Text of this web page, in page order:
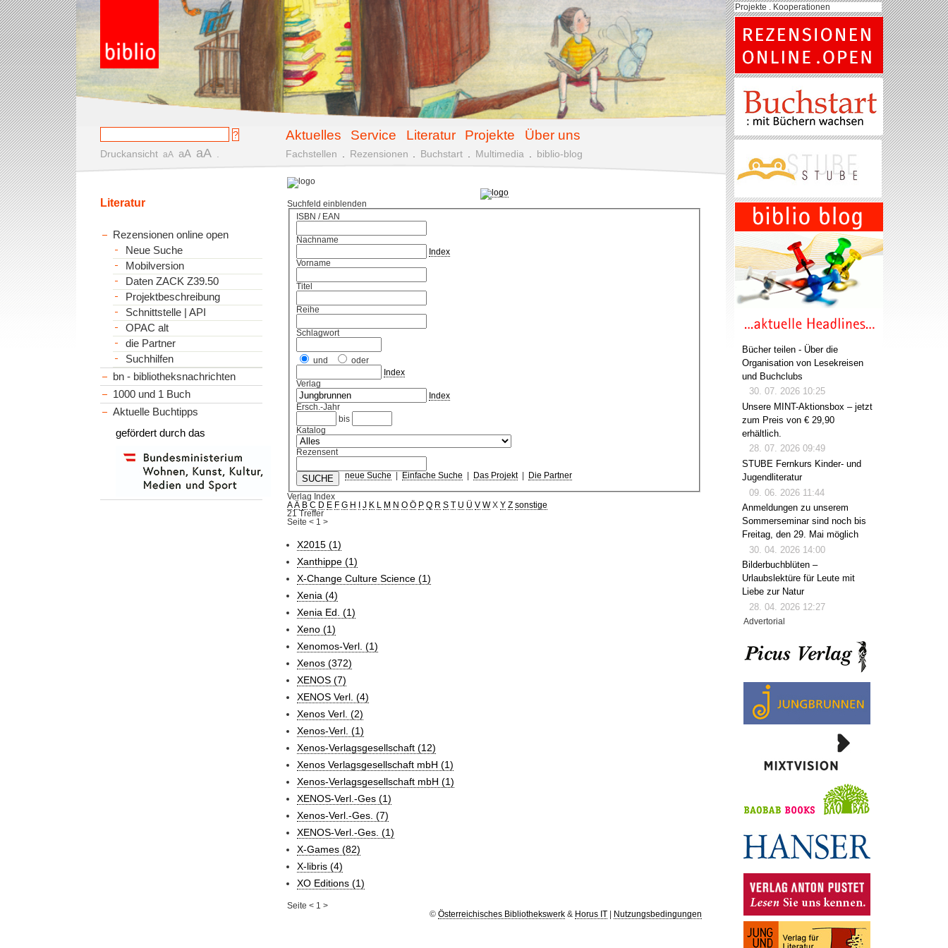
Aktuelles Service Literatur Projekte Über uns
Druckansicht aA aA aA Fachstellen Rezensionen Buchstart Multimedia biblio-blog
Suchfeld einblenden
ISBN / EAN
Nachname
Index
Vorname
Titel
Reihe
Schlagwort
und
oder
Index
Verlag
Index
Ersch.-Jahr
bis
Katalog
Rezensent
neue Suche Einfache Suche Das Projekt| Die Partner
Verlag Index
A Ä B C D E F G H J K M N O Ö P Q R S U Ü V W X Y Z sonstige
21 Treffer
Seite< 1 >
X2015 (1)
Xanthippe (1)
X-Change Culture Science (1)
Xenia (4)
Xenia Ed. (1)
Xeno (1)
Xenomos-Verl. (1)
Xenos (372)
XENOS (7)
XENOS Verl. (4)
Xenos Verl. (2)
Xenos-Verl. (1)
Xenos-Verlagsgesellschaft (12)
Xenos Verlagsgesellschaft mbH (1)
Xenos-Verlagsgesellschaft mbH (1)
XENOS-Verl.-Ges (1)
Xenos-Verl.-Ges. (7)
XENOS-Verl.-Ges. (1)
X-Games (82)
X-libris (4)
XO Editions (1)
Seite< 1 >
© Österreichisches Bibliothekswerk& Horus IT| Nutzungsbedingungen
Literatur
Rezensionen online open
Neue Suche
Mobilversion
Daten ZACK Z39.50
Projektbeschreibung
Schnittstelle | API
OPAC alt
die Partner
Suchhilfen
bn - bibliotheksnachrichten
1000 und 1 Buch
Aktuelle Buchtipps
gefördert durch das
Projekte . Kooperationen
Bücher teilen - Über die
Organisation von Lesekreisen
und Buchclubs
30. 07. 2026 10:25
Unsere MINT-Aktionsbox – jetzt
zum Preis von € 29,90
erhältlich.
28. 07. 2026 09:49
STUBE Fernkurs Kinder- und
Jugendliteratur
09. 06. 2026 11:44
Anmeldungen zu unserem
Sommerseminar sind noch bis
Freitag, den 29. Mai möglich
30. 04. 2026 14:00
Bilderbuchblüten –
Urlaubslektüre für Leute mit
Liebe zur Natur
28. 04. 2026 12:27
Advertorial